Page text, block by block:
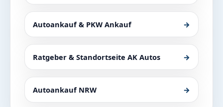
Autoankauf & PKW Ankauf →
Ratgeber & Standortseite AK Autos →
Autoankauf NRW →